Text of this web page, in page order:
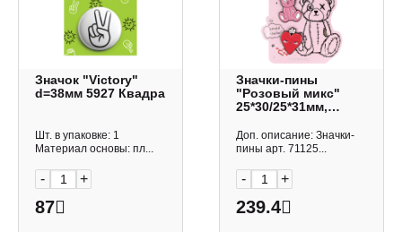
Значок "Victory"
d=38мм 5927 Квадра
Шт. в упаковке: 1
Материал основы: пл...
- +
87
Значки-пины
"Розовый микс"
25*30/25*31мм,
Феникс+
Доп. описание: Значки-
пины арт. 71125...
- +
239.4